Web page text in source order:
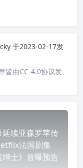
于2023-02-17发
皆由CC-4.0协议发
延续亚森罗苹传
法国剧集
绅士》首曝预告